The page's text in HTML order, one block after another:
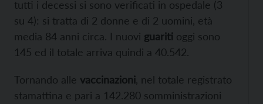
tutti i decessi si sono verificati in ospedale (3
su 4): si tratta di 2 donne e di 2 uomini, età
media 84 anni circa. I nuovi guariti oggi sono
145 ed il totale arriva quindi a 40.542.
Tornando alle vaccinazioni , nel totale registrato
stamattina e pari a 142.280 somministrazioni